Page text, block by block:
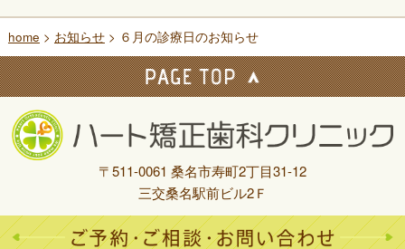
home > お知らせ> ６月の診療日のお知らせ
〒511-0061 桑名市寿町2丁目31-12
三交桑名駅前ビル2Ｆ